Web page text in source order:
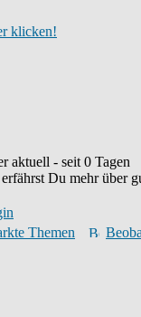
klicken!
aktuell - seit 0 Tagen
Du mehr über
Themen